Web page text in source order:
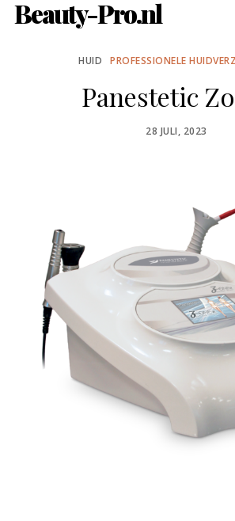
Beauty-Pro.nl
HUID PROFESSIONELE
Panestetic
POSTED
28 JULI, 2023